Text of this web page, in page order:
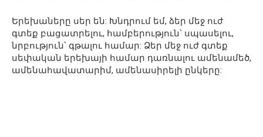
Երեխաները սեր են: Խնդրում եմ, ձեր մեջ ուժ
գտեք բացատրելու, համբերություն՝ սպասելու,
նրբություն՝ գթալու համար: Ձեր մեջ ուժ գտեք
սեփական երեխայի համար դառնալու ամենամեծ,
ամենահավատարիմ, ամենասիրելի ընկերը: